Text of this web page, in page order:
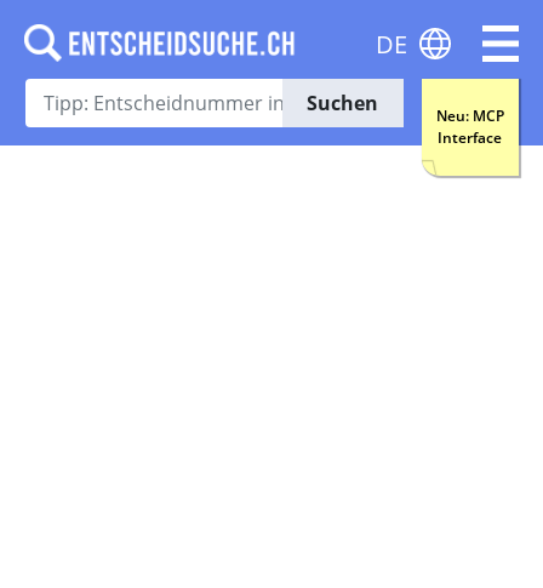
Suchen
Neu: MCP
Interface
DE